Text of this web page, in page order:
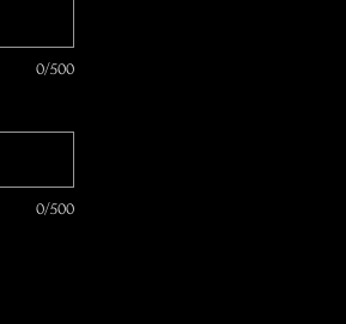
0/500
0/500